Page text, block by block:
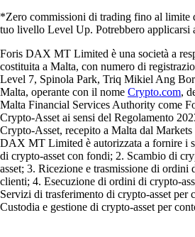
*Zero commissioni di trading fino al limite
tuo livello Level Up. Potrebbero applicarsi
Foris DAX MT Limited è una società a
costituita a Malta, con numero di
Level 7, Spinola Park, Triq Mikiel Ang
Malta, operante con il nome Crypto.com,
Malta Financial Services Authority come
Crypto-Asset ai sensi del Regolamento
Crypto-Asset, recepito a Malta dal
DAX MT Limited è autorizzata a fornire i
di crypto-asset con fondi; 2. Scambio di
asset; 3. Ricezione e trasmissione di ordini
clienti; 4. Esecuzione di ordini di crypto-
Servizi di trasferimento di crypto-asset per
Custodia e gestione di crypto-asset per